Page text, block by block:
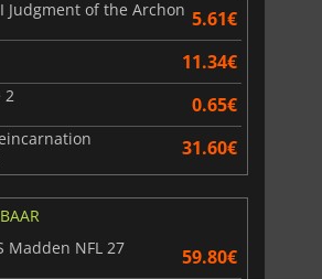
Judgment of the Archon 5.61€
11.34€
2 0.65€
31.60€
Madden NFL 27
59.80€